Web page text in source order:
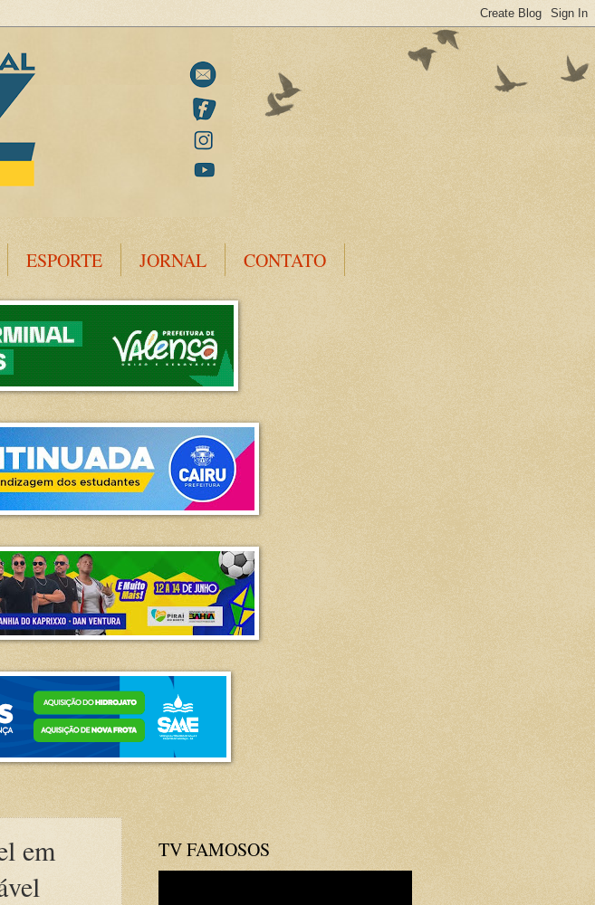
ESPORTE JORNAL CONTATO
em
TV FAMOSOS